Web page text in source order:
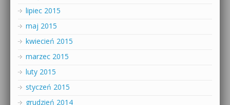
lipiec 2015
maj 2015
kwiecień 2015
marzec 2015
luty 2015
styczeń 2015
grudzień 2014